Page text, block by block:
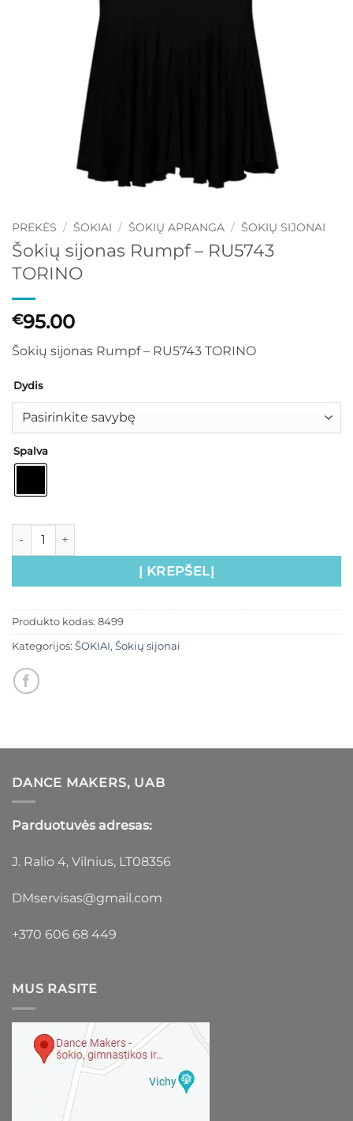
PREKĖS / ŠOKIAI / ŠOKIŲ APRANGA / ŠOKIŲ SIJONAI
Šokių sijonas Rumpf – RU5743
TORINO
€95.00
Šokių sijonas Rumpf – RU5743 TORINO
Dydis
Spalva
Į KREPŠELĮ
Produkto kodas: 8499
Kategorijos: ŠOKIAI, Šokių sijonai
DANCE MAKERS, UAB
Parduotuvės adresas:
J. Ralio 4, Vilnius, LT08356
DMservisas@gmail.com
+370 606 68 449
MUS RASITE